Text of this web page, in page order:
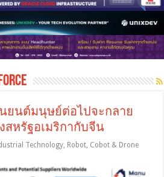
นยนต์มนุษย์ต่อไปจะกลาย
สหรัฐอเมริกากับจีน
Technology, Robot, Cobot & Drone